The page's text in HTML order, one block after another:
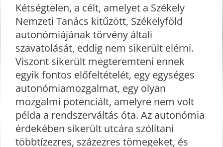
Kétségtelen, a célt, amelyet a Székely
Nemzeti Tanács kitűzött, Székelyföld
autonómiájának törvény általi
szavatolását, eddig nem sikerült elérni.
Viszont sikerült megteremteni ennek
egyik fontos előfeltételét, egy egységes
autonómiamozgalmat, egy olyan
mozgalmi potenciált, amelyre nem volt
példa a rendszerváltás óta. Az autonómia
érdekében sikerült utcára szólítani
többtízezres, százezres tömegeket, és